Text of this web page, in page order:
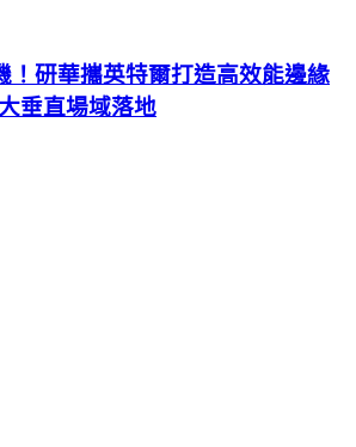
！研華攜英特爾打造高效能邊緣
垂直場域落地